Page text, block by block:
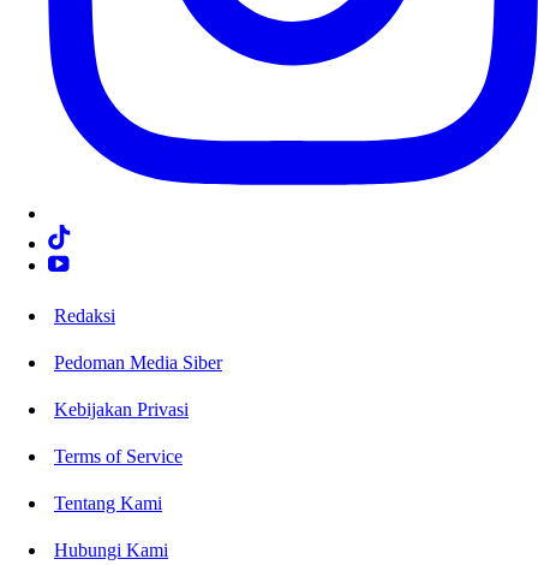
Redaksi
Pedoman Media Siber
Kebijakan Privasi
Terms of Service
Tentang Kami
Hubungi Kami